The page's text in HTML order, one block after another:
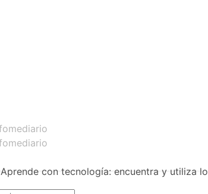
Aprende con tecnología: encuentra y utiliza